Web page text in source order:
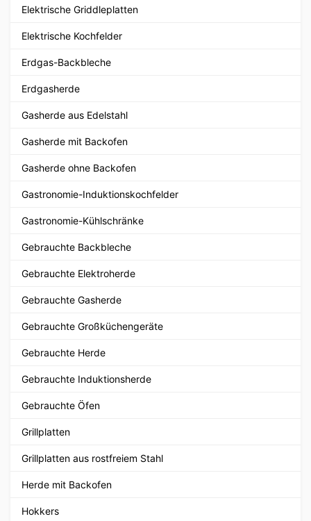
Elektrische Griddleplatten
Elektrische Kochfelder
Erdgas-Backbleche
Erdgasherde
Gasherde aus Edelstahl
Gasherde mit Backofen
Gasherde ohne Backofen
Gastronomie-Induktionskochfelder
Gastronomie-Kühlschränke
Gebrauchte Backbleche
Gebrauchte Elektroherde
Gebrauchte Gasherde
Gebrauchte Großküchengeräte
Gebrauchte Herde
Gebrauchte Induktionsherde
Gebrauchte Öfen
Grillplatten
Grillplatten aus rostfreiem Stahl
Herde mit Backofen
Hokkers